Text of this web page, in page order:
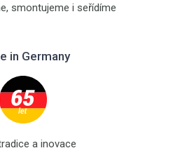
smontujeme i seřídíme
in Germany
a inovace